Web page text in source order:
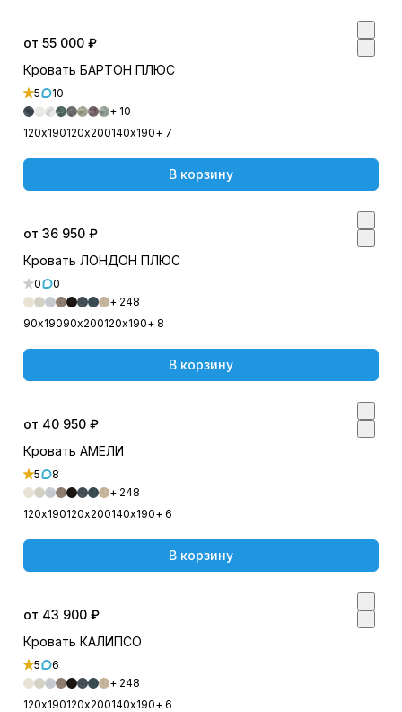
от 55 000 ₽
Кровать БАРТОН ПЛЮС
5
10
+ 10
120х190120х200140х190+ 7
В корзину
от 36 950 ₽
Кровать ЛОНДОН ПЛЮС
0
0
+ 248
90х19090х200120х190+ 8
В корзину
от 40 950 ₽
Кровать АМЕЛИ
5
8
+ 248
120х190120х200140х190+ 6
В корзину
от 43 900 ₽
Кровать КАЛИПСО
5
6
+ 248
120х190120х200140х190+ 6